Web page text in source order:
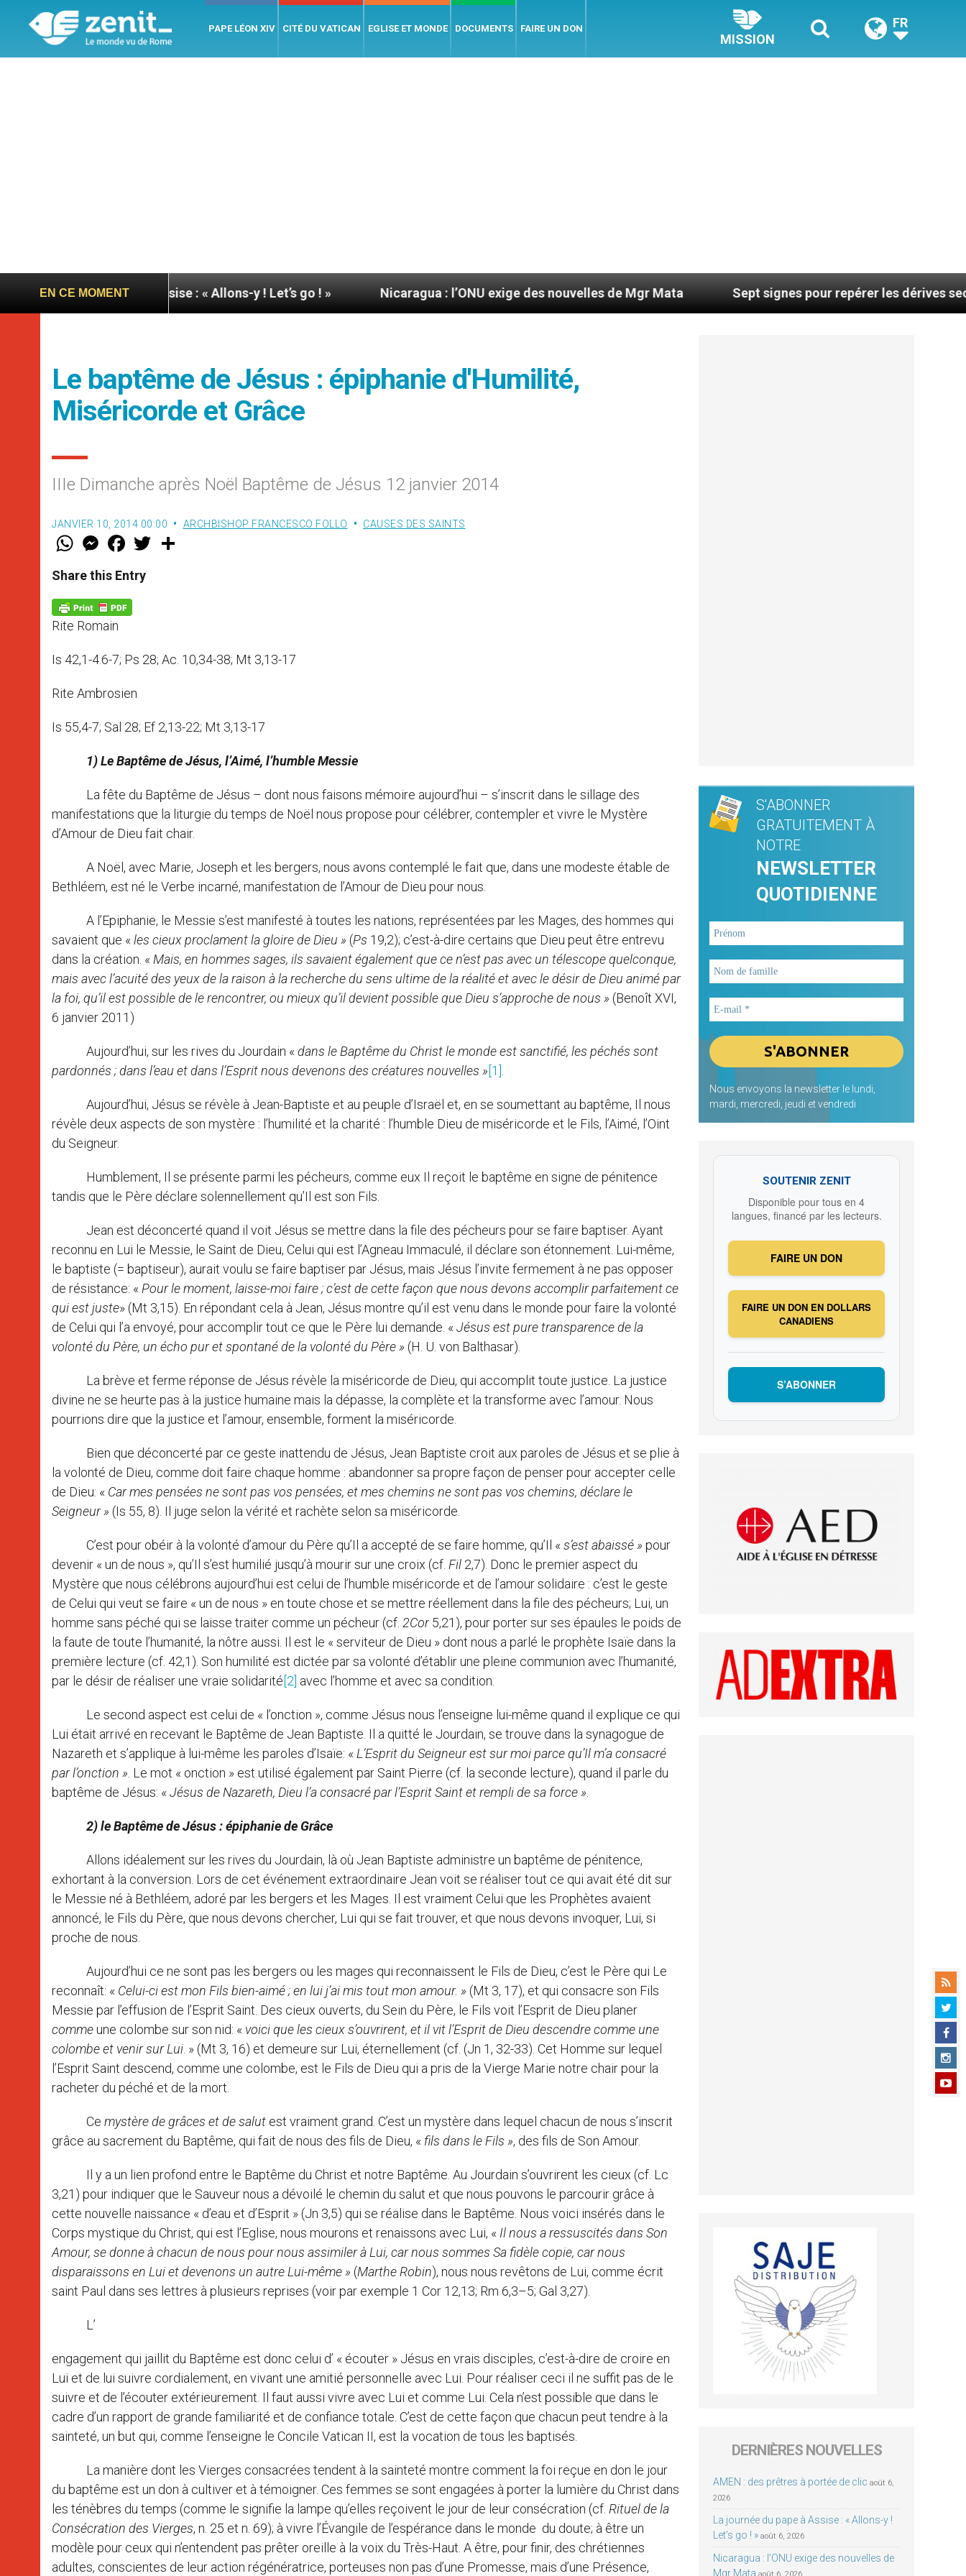
PAPE LÉON XIV CITÉ DU VATICAN EGLISE ET MONDE DOCUMENTS FAIRE UN DON
MISSION
FR
EN CE MOMENT
du pape à Assise : « Allons-y ! Let’s go ! » Nicaragua : l’ONU exige des nouvelles de Mgr Mata Sept signes pour repérer les dérives sectaires du
Le baptême de Jésus : épiphanie d'Humilité,
Miséricorde et Grâce
IIIe Dimanche après Noël Baptême de Jésus 12 janvier 2014
JANVIER 10, 2014 00:00 ARCHBISHOP FRANCESCO FOLLO CAUSES DES SAINTS
W
t
s
p
p
M
e
s
e
g
e
r
F
a
e
b
k
w
Share this Entry
Rite Romain
Is 42,1-4.6-7; Ps 28; Ac. 10,34-38; Mt 3,13-17
Rite Ambrosien
Is 55,4-7; Sal 28; Ef 2,13-22; Mt 3,13-17
1) Le Baptême de Jésus, l’Aimé, l’humble Messie
La fête du Baptême de Jésus – dont nous faisons mémoire aujourd’hui – s’inscrit dans le sillage des
manifestations que la liturgie du temps de Noël nous propose pour célébrer, contempler et vivre le Mystère
d’Amour de Dieu fait chair.
A Noël, avec Marie, Joseph et les bergers, nous avons contemplé le fait que, dans une modeste étable de
Bethléem, est né le Verbe incarné, manifestation de l’Amour de Dieu pour nous.
A l’Epiphanie, le Messie s’est manifesté à toutes les nations, représentées par les Mages, des hommes qui
savaient que « les cieux proclament la gloire de Dieu » (Ps 19,2); c’est-à-dire certains que Dieu peut être entrevu
dans la création. « Mais, en hommes sages, ils savaient également que ce n’est pas avec un télescope quelconque,
mais avec l’acuité des yeux de la raison à la recherche du sens ultime de la réalité et avec le désir de Dieu animé par
la foi, qu’il est possible de le rencontrer, ou mieux qu’il devient possible que Dieu s’approche de nous » (Benoît XVI,
6 janvier 2011)
Aujourd’hui, sur les rives du Jourdain « dans le Baptême du Christ le monde est sanctifié, les péchés sont
pardonnés ; dans l’eau et dans l’Esprit nous devenons des créatures nouvelles » [1]
Aujourd’hui, Jésus se révèle à Jean-Baptiste et au peuple d’Israël et, en se soumettant au baptême, Il nous
révèle deux aspects de son mystère : l’humilité et la charité : l’humble Dieu de miséricorde et le Fils, l’Aimé, l’Oint
du Seigneur.
Humblement, Il se présente parmi les pécheurs, comme eux Il reçoit le baptême en signe de pénitence
tandis que le Père déclare solennellement qu’Il est son Fils.
Jean est déconcerté quand il voit Jésus se mettre dans la file des pécheurs pour se faire baptiser. Ayant
reconnu en Lui le Messie, le Saint de Dieu, Celui qui est l’Agneau Immaculé, il déclare son étonnement. Lui-même,
le baptiste (= baptiseur), aurait voulu se faire baptiser par Jésus, mais Jésus l’invite fermement à ne pas opposer
de résistance: « Pour le moment, laisse-moi faire ; c’est de cette façon que nous devons accomplir parfaitement ce
qui est juste» (Mt 3,15). En répondant cela à Jean, Jésus montre qu’il est venu dans le monde pour faire la volonté
de Celui qui l’a envoyé, pour accomplir tout ce que le Père lui demande. « Jésus est pure transparence de la
volonté du Père, un écho pur et spontané de la volonté du Père » (H. U. von Balthasar).
La brève et ferme réponse de Jésus révèle la miséricorde de Dieu, qui accomplit toute justice. La justice
divine ne se heurte pas à la justice humaine mais la dépasse, la complète et la transforme avec l’amour. Nous
pourrions dire que la justice et l’amour, ensemble, forment la miséricorde.
Bien que déconcerté par ce geste inattendu de Jésus, Jean Baptiste croit aux paroles de Jésus et se plie à
la volonté de Dieu, comme doit faire chaque homme : abandonner sa propre façon de penser pour accepter celle
de Dieu: « Car mes pensées ne sont pas vos pensées, et mes chemins ne sont pas vos chemins, déclare le
Seigneur» (Is 55, 8). Il juge selon la vérité et rachète selon sa miséricorde.
C’est pour obéir à la volonté d’amour du Père qu’Il a accepté de se faire homme, qu’Il « s’est abaissé » pour
devenir « un de nous », qu’Il s’est humilié jusqu’à mourir sur une croix (cf. Fil 2,7). Donc le premier aspect du
Mystère que nous célébrons aujourd’hui est celui de l’humble miséricorde et de l’amour solidaire : c’est le geste
de Celui qui veut se faire « un de nous » en toute chose et se mettre réellement dans la file des pécheurs; Lui, un
homme sans péché qui se laisse traiter comme un pécheur (cf. 2Cor5,21), pour porter sur ses épaules le poids de
la faute de toute l’humanité, la nôtre aussi. Il est le « serviteur de Dieu » dont nous a parlé le prophète Isaïe dans la
première lecture (cf. 42,1). Son humilité est dictée par sa volonté d’établir une pleine communion avec l’humanité,
par le désir de réaliser une vraie solidarité [2] avec l’homme et avec sa condition.
Le second aspect est celui de « l’onction », comme Jésus nous l’enseigne lui-même quand il explique ce qui
Lui était arrivé en recevant le Baptême de Jean Baptiste. Il a quitté le Jourdain, se trouve dans la synagogue de
Nazareth et s’applique à lui-même les paroles d’Isaïe: « L’Esprit du Seigneur est sur moi parce qu’Il m’a consacré
par l’onction » . Le mot « onction » est utilisé également par Saint Pierre (cf. la seconde lecture), quand il parle du
baptême de Jésus: « Jésus de Nazareth, Dieu l’a consacré par l’Esprit Saint et rempli de sa force»
2) le Baptême de Jésus : épiphanie de Grâce
Allons idéalement sur les rives du Jourdain, là où Jean Baptiste administre un baptême de pénitence,
exhortant à la conversion. Lors de cet événement extraordinaire Jean voit se réaliser tout ce qui avait été dit sur
le Messie né à Bethléem, adoré par les bergers et les Mages. Il est vraiment Celui que les Prophètes avaient
annoncé, le Fils du Père, que nous devons chercher, Lui qui se fait trouver, et que nous devons invoquer, Lui, si
proche de nous.
Aujourd’hui ce ne sont pas les bergers ou les mages qui reconnaissent le Fils de Dieu, c’est le Père qui Le
reconnaît: « Celui-ci est mon Fils bien-aimé ; en lui j’ai mis tout mon amour. » (Mt 3, 17), et qui consacre son Fils
Messie par l’effusion de l’Esprit Saint. Des cieux ouverts, du Sein du Père, le Fils voit l’Esprit de Dieu planer
commeune colombe sur son nid: « voici que les cieux s’ouvrirent, et il vit l’Esprit de Dieu descendre comme une
colombe et venir sur Lui . » (Mt 3, 16) et demeure sur Lui, éternellement (cf. (Jn 1, 32-33). Cet Homme sur lequel
l’Esprit Saint descend, comme une colombe, est le Fils de Dieu qui a pris de la Vierge Marie notre chair pour la
racheter du péché et de la mort.
Ce mystère de grâces et de salut est vraiment grand. C’est un mystère dans lequel chacun de nous s’inscrit
grâce au sacrement du Baptême, qui fait de nous des fils de Dieu, « fils dans le Fils », des fils de Son Amour.
Il y a un lien profond entre le Baptême du Christ et notre Baptême. Au Jourdain s’ouvrirent les cieux (cf. Lc
3,21) pour indiquer que le Sauveur nous a dévoilé le chemin du salut et que nous pouvons le parcourir grâce à
cette nouvelle naissance « d’eau et d’Esprit » (Jn 3,5) qui se réalise dans le Baptême. Nous voici insérés dans le
Corps mystique du Christ, qui est l’Eglise, nous mourons et renaissons avec Lui, « Il nous a ressuscités dans Son
Amour, se donne à chacun de nous pour nous assimiler à Lui, car nous sommes Sa fidèle copie, car nous
disparaissons en Lui et devenons un autre Lui-même » (Marthe Robin), nous nous revêtons de Lui, comme écrit
saint Paul dans ses lettres à plusieurs reprises (voir par exemple 1 Cor 12,13; Rm 6,3–5; Gal 3,27).
L’
engagement qui jaillit du Baptême est donc celui d’ « écouter » Jésus en vrais disciples, c’est-à-dire de croire en
Lui et de lui suivre cordialement, en vivant une amitié personnelle avec Lui. Pour réaliser ceci il ne suffit pas de le
suivre et de l’écouter extérieurement. Il faut aussi vivre avec Lui et comme Lui. Cela n’est possible que dans le
cadre d’un rapport de grande familiarité et de confiance totale. C’est de cette façon que chacun peut tendre à la
sainteté, un but qui, comme l’enseigne le Concile Vatican II, est la vocation de tous les baptisés.
La manière dont les Vierges consacrées tendent à la sainteté montre comment la foi reçue en don le jour
du baptême est un don à cultiver et à témoigner. Ces femmes se sont engagées à porter la lumière du Christ dans
les ténèbres du temps (comme le signifie la lampe qu’elles reçoivent le jour de leur consécration (cf. Rituel de la
Consécration des Vierges, n. 25 et n. 69); à vivre l’Évangile de l’espérance dans le monde du doute; à être un
modèle pour ceux qui n’entendent pas prêter oreille à la voix du Très-Haut. A être, pour finir, des chrétiennes
adultes, conscientes de leur action régénératrice, porteuses non pas d’une Promesse, mais d’une Présence,
S'ABONNER
GRATUITEMENT À
NOTRE
NEWSLETTER
QUOTIDIENNE
Nous envoyons la newsletter le lundi,
mardi, mercredi, jeudi et vendredi
SOUTENIR ZENIT
Disponible pour tous en 4
langues, financé par les lecteurs.
FAIRE UN DON
FAIRE UN DON EN DOLLARS
CANADIENS
S’ABONNER
DERNIÈRES NOUVELLES
AMEN : des prêtres à portée de clic août 6,
2026
La journée du pape à Assise : « Allons-y !
Let’s go ! » août 6, 2026
Nicaragua : l’ONU exige des nouvelles de
Mgr Mata